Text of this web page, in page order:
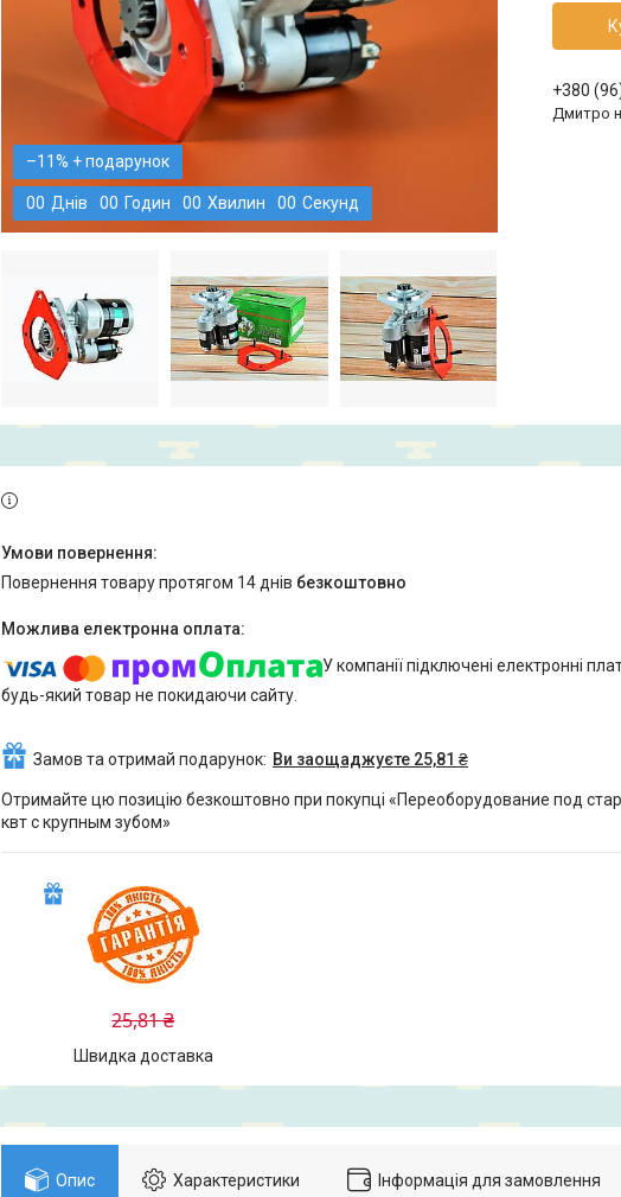
–11%
00 Днів 00 Годин 00 Хвилин 00 Секунд
+380
Дмитро
повернення товару протягом 14 днів безкоштовно
У компанії підключені електронні
будь-який товар не покидаючи сайту.
Замов та отримай подарунок Ви заощаджуєте 25,81 ₴
Отримайте цю позицію безкоштовно при покупці «Переоборудование под
квт с крупным зубом»
25,81 ₴
Швидка доставка
Опис Характеристики Інформація для замовлення